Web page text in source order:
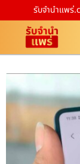
รับจํานําแพร่